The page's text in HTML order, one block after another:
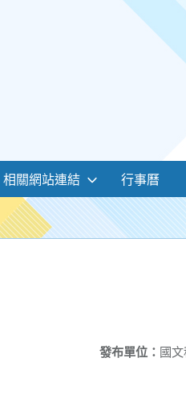
相關網站連結 行事曆
發布單位： 國